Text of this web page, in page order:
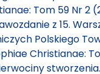
Tom 59 Nr 2
z 15.
Polskiego
Christianae: